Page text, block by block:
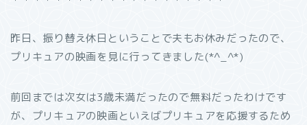
昨日、振り替え休日ということで夫もお休みだったので、
プリキュアの映画を見に行ってきました(*^_^*)
前回までは次女は3歳未満だったので無料だったわけです
が、プリキュアの映画といえばプリキュアを応援するため